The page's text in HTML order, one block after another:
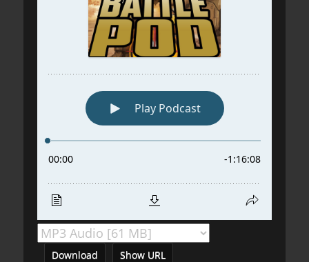
Download Show URL